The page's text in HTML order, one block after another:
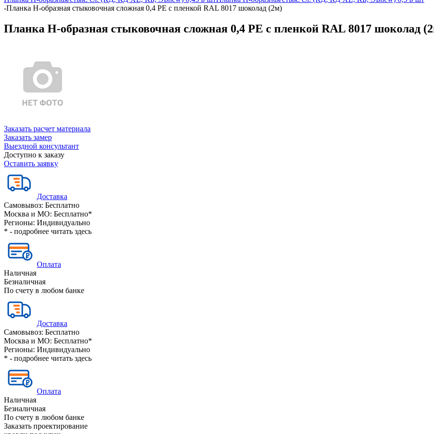
-Планка Н-образная стыковочная сложная 0,4 PE с пленкой RAL 8017 шоколад (2м)
Планка Н-образная стыковочная сложная 0,4 PE с пленкой RAL 8017 шоколад
Заказать расчет материала
Заказать замер
Выездной консультант
Доступно к заказу
Оставить заявку
Доставка
Самовывоз: Бесплатно
Москва и МО: Бесплатно*
Регионы: Индивидуально
* - подробнее читать здесь
Оплата
Наличная
Безналичная
По счету в любом банке
Доставка
Самовывоз: Бесплатно
Москва и МО: Бесплатно*
Регионы: Индивидуально
* - подробнее читать здесь
Оплата
Наличная
Безналичная
По счету в любом банке
Заказать проектирование